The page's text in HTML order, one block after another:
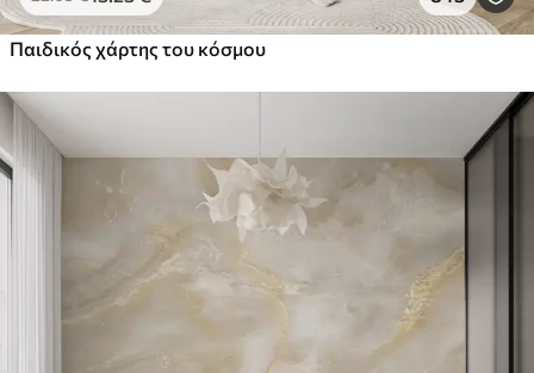
Παιδικός χάρτης του κόσμου